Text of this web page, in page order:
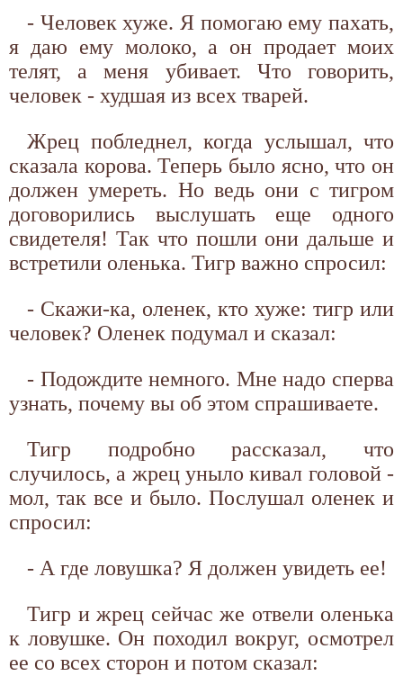
- Человек хуже. Я помогаю ему пахать,
я даю ему молоко, а он продает моих
телят, а меня убивает. Что говорить,
человек - худшая из всех тварей.
Жрец побледнел, когда услышал, что
сказала корова. Теперь было ясно, что он
должен умереть. Но ведь они с тигром
договорились выслушать еще одного
свидетеля! Так что пошли они дальше и
встретили оленька. Тигр важно спросил:
- Скажи-ка, оленек, кто хуже: тигр или
человек? Оленек подумал и сказал:
- Подождите немного. Мне надо сперва
узнать, почему вы об этом спрашиваете.
Тигр подробно рассказал, что
случилось, а жрец уныло кивал головой -
мол, так все и было. Послушал оленек и
спросил:
- А где ловушка? Я должен увидеть ее!
Тигр и жрец сейчас же отвели оленька
к ловушке. Он походил вокруг, осмотрел
ее со всех сторон и потом сказал: